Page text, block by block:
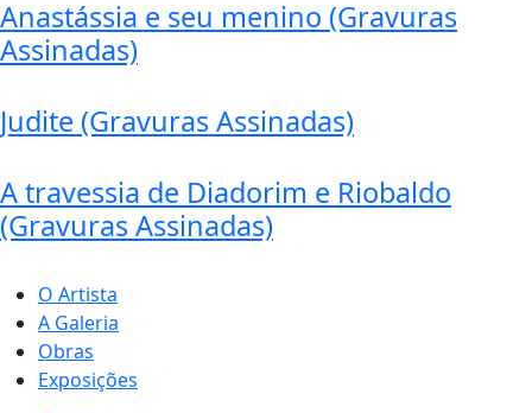
Anastássia e seu menino (Gravuras
Assinadas)
Judite (Gravuras Assinadas)
A travessia de Diadorim e Riobaldo
(Gravuras Assinadas)
O Artista
A Galeria
Obras
Exposições